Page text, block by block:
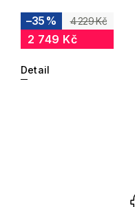
4 229 Kč
–35 %
2 749 Kč
Detail